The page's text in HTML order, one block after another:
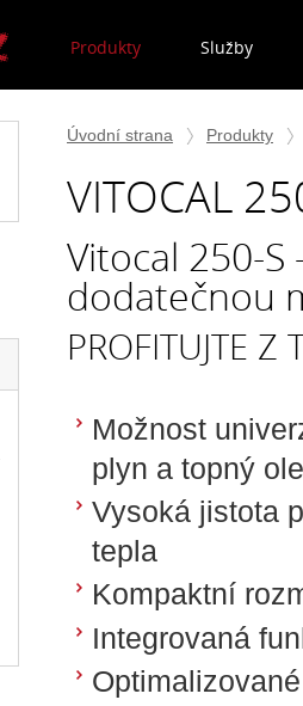
Produkty Služby
Úvodní strana Produkty
VITOCAL
Vitocal 250-
dodatečnou
PROFITUJTE Z
Možnost
plyn a topný
Vysoká jistota
tepla
Kompaktní
Integrovaná